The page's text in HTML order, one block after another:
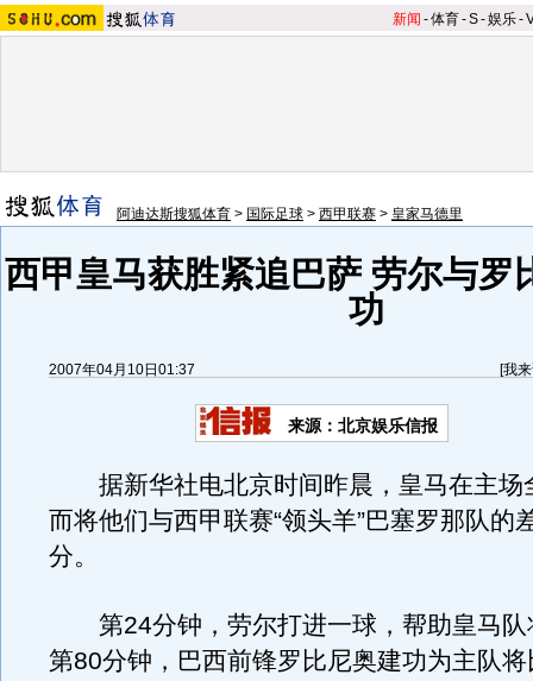
新闻 -体育-S-娱乐-
阿迪达斯搜狐体育 > 国际足球 > 西甲联赛 > 皇家马德里
西甲皇马获胜紧追巴萨 劳尔与罗
功
2007年04月10日01:37 [我
来源：北京娱乐信报
据新华社电北京时间昨晨，皇马在主场
而将他们与西甲联赛“领头羊”巴塞罗那队的
分。
第24分钟，劳尔打进一球，帮助皇马队
第80分钟，巴西前锋罗比尼奥建功为主队